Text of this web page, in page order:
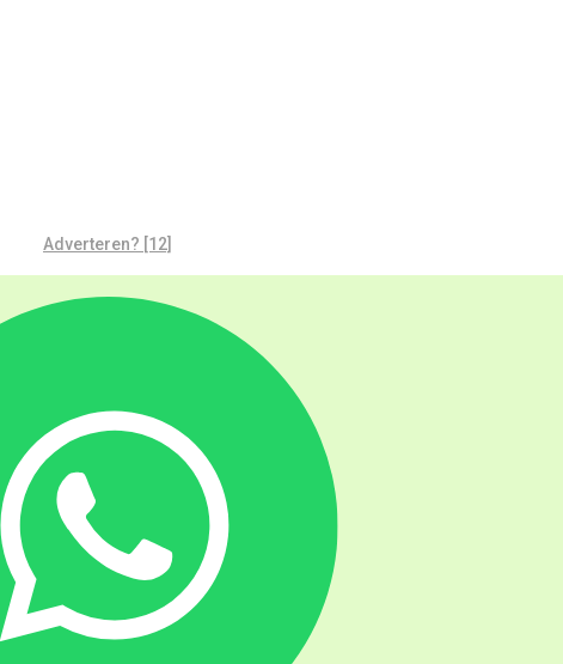
Adverteren? [12]